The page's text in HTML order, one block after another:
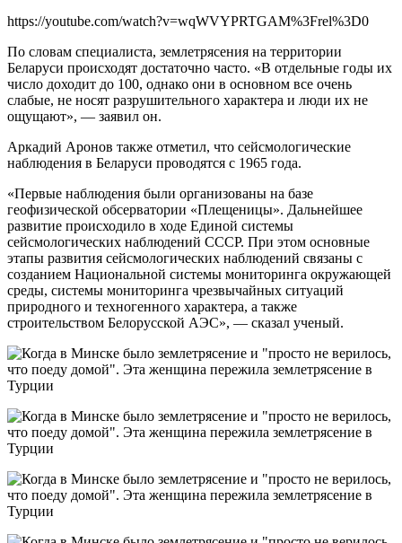
https://youtube.com/watch?v=wqWVYPRTGAM%3Frel%3D0
По словам специалиста, землетрясения на территории
Беларуси происходят достаточно часто. «В отдельные годы их
число доходит до 100, однако они в основном все очень
слабые, не носят разрушительного характера и люди их не
ощущают», — заявил он.
Аркадий Аронов также отметил, что сейсмологические
наблюдения в Беларуси проводятся с 1965 года.
«Первые наблюдения были организованы на базе
геофизической обсерватории «Плещеницы». Дальнейшее
развитие происходило в ходе Единой системы
сейсмологических наблюдений СССР. При этом основные
этапы развития сейсмологических наблюдений связаны с
созданием Национальной системы мониторинга окружающей
среды, системы мониторинга чрезвычайных ситуаций
природного и техногенного характера, а также
строительством Белорусской АЭС», — сказал ученый.